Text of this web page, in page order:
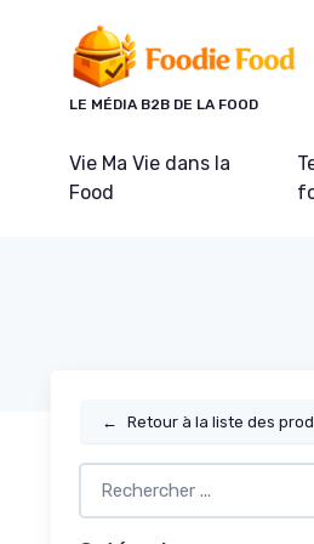
LE MÉDIA B2B DE LA FOOD
Vie Ma Vie dans la
Food
← Retour à la liste des